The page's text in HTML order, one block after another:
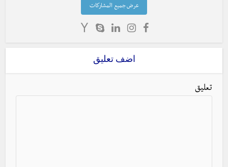
عرض جميع المشاركات
اضف تعليق
تعليق